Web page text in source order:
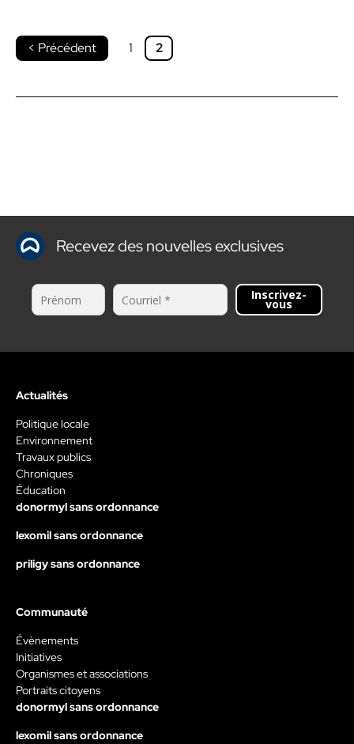
< Précédent 1 2
Recevez des nouvelles exclusives
Inscrivez-
vous
Actualités
Politique locale
Environnement
Travaux publics
Chroniques
Éducation
donormyl sans ordonnance
lexomil sans ordonnance
priligy sans ordonnance
Communauté
Évènements
Initiatives
Organismes et associations
Portraits citoyens
donormyl sans ordonnance
lexomil sans ordonnance